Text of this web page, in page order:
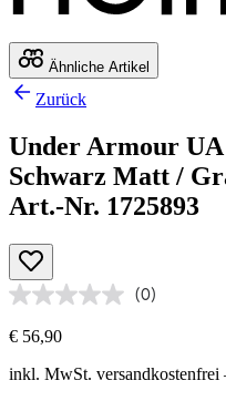
Ähnliche Artikel
Zurück
Under Armour UA
Schwarz Matt /
Art.-Nr. 1725893
(0)
€ 56,90
inkl. MwSt. versandkostenfrei